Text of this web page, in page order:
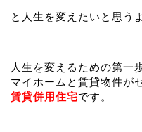
と人生を変えたいと思う
人生を変えるための第一
マイホームと賃貸物件が
賃貸併用住宅です。